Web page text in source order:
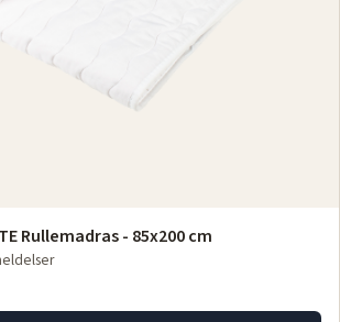
Rullemadras - 85x200 cm